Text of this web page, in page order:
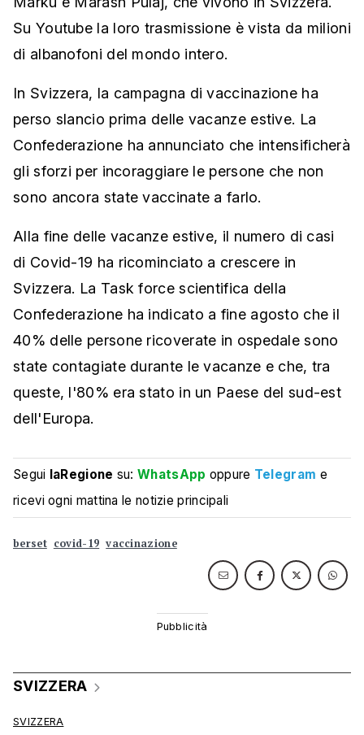
Su Youtube la loro trasmissione è vista da milioni
di albanofoni del mondo intero.
In Svizzera, la campagna di vaccinazione ha
perso slancio prima delle vacanze estive. La
Confederazione ha annunciato che intensificherà
gli sforzi per incoraggiare le persone che non
sono ancora state vaccinate a farlo.
Alla fine delle vacanze estive, il numero di casi
di Covid-19 ha ricominciato a crescere in
Svizzera. La Task force scientifica della
Confederazione ha indicato a fine agosto che il
40% delle persone ricoverate in ospedale sono
state contagiate durante le vacanze e che, tra
queste, l'80% era stato in un Paese del sud-est
dell'Europa.
Segui laRegione su:WhatsApp oppure Telegram e
ricevi ogni mattina le notizie principali
berset covid-19 vaccinazione
SVIZZERA
SVIZZERA